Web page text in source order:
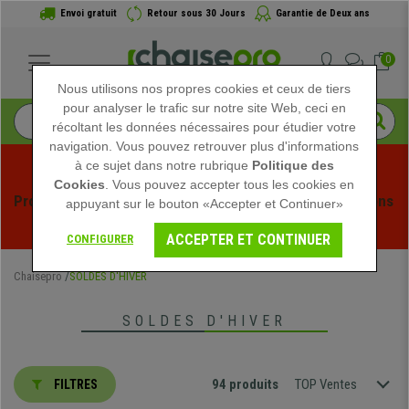
Envoi gratuit Retour sous 30 Jours Garantie de Deux ans
0
Profitez des soldes d'été chez Chaisepro ! Des réductions
exclusives pour une durée limitée - Voir l'offre
Chaisepro SOLDES D'HIVER
SOLDES D'HIVER
FILTRES 94 produits TOP Ventes
Nous utilisons nos propres cookies et ceux de tiers
pour analyser le trafic sur notre site Web, ceci en
récoltant les données nécessaires pour étudier votre
navigation. Vous pouvez retrouver plus d'informations
à ce sujet dans notre rubrique Politique des
Cookies . Vous pouvez accepter tous les cookies en
appuyant sur le bouton «Accepter et Continuer»
CONFIGURER ACCEPTER ET CONTINUER